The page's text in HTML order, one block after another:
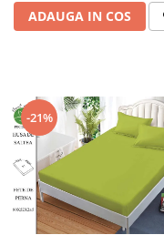
ADAUGA IN COS
-21%